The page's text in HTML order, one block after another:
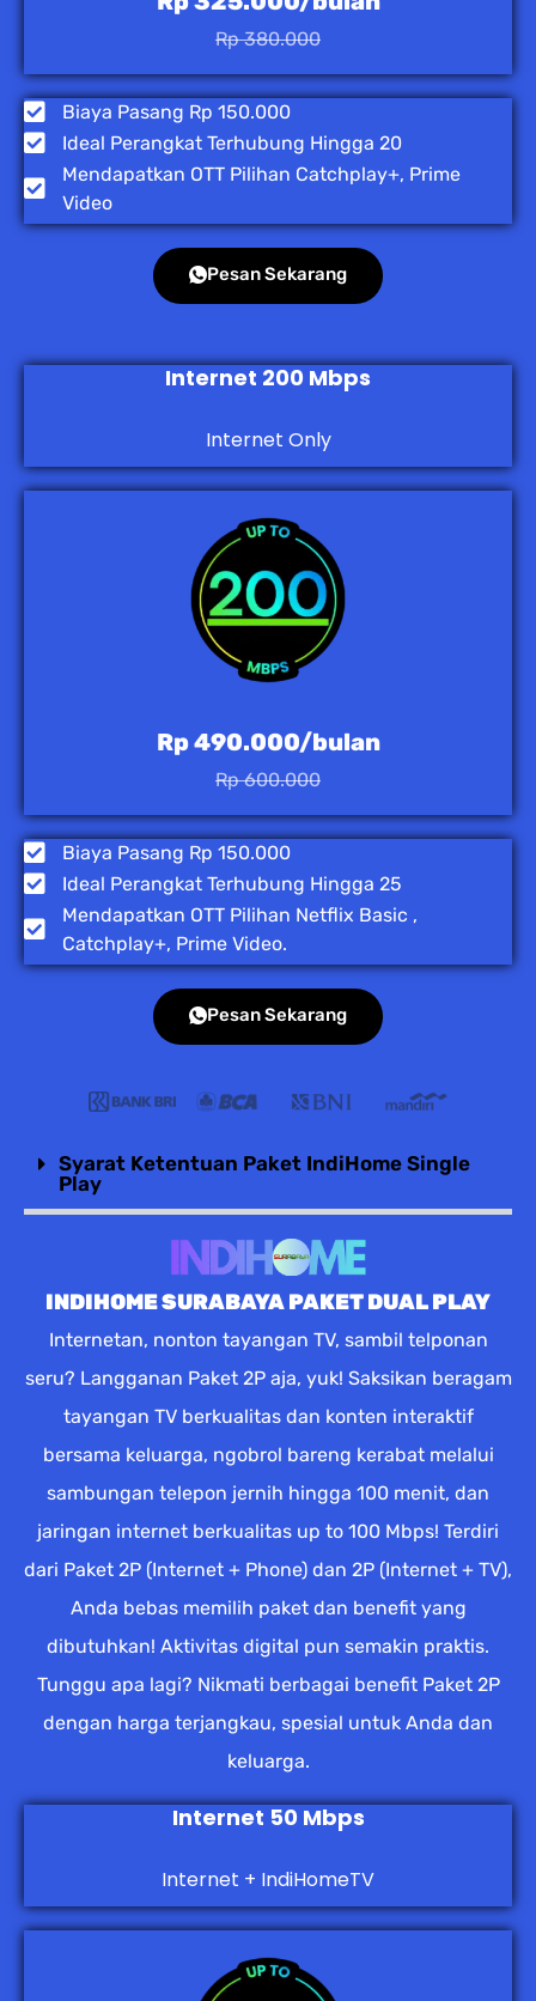
Rp 380.000
Biaya Pasang Rp 150.000
Ideal Perangkat Terhubung Hingga 20
Mendapatkan OTT Pilihan Catchplay+, Prime
Video
Pesan Sekarang
Internet 200 Mbps
Internet Only
Rp 490.000/bulan
Rp 600.000
Biaya Pasang Rp 150.000
Ideal Perangkat Terhubung Hingga 25
Mendapatkan OTT Pilihan Netflix Basic ,
Catchplay+, Prime Video.
Pesan Sekarang
Syarat Ketentuan Paket IndiHome Single
Play
INDIHOME SURABAYA PAKET DUAL PLAY
Internetan, nonton tayangan TV, sambil telponan
seru? Langganan Paket 2P aja, yuk! Saksikan beragam
tayangan TV berkualitas dan konten interaktif
bersama keluarga, ngobrol bareng kerabat melalui
sambungan telepon jernih hingga 100 menit, dan
jaringan internet berkualitas up to 100 Mbps! Terdiri
dari Paket 2P (Internet + Phone) dan 2P (Internet + TV),
Anda bebas memilih paket dan benefit yang
dibutuhkan! Aktivitas digital pun semakin praktis.
Tunggu apa lagi? Nikmati berbagai benefit Paket 2P
dengan harga terjangkau, spesial untuk Anda dan
keluarga.
Internet 50 Mbps
Internet + IndiHomeTV